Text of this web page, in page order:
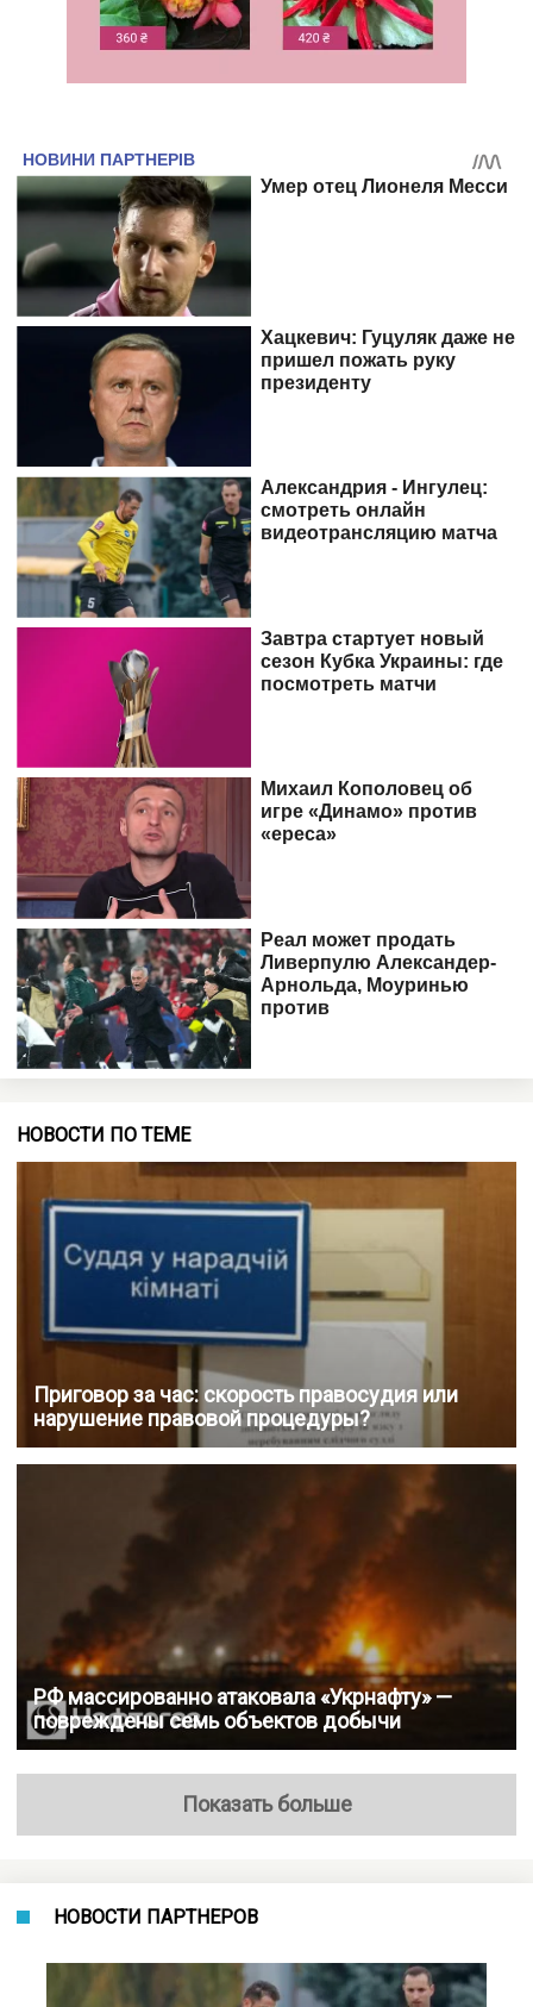
НОВОСТИ ПО ТЕМЕ
Приговор за час: скорость правосудия или
нарушение правовой процедуры?
РФ массированно атаковала «Укрнафту» —
повреждены семь объектов добычи
Показать больше
НОВОСТИ ПАРТНЕРОВ